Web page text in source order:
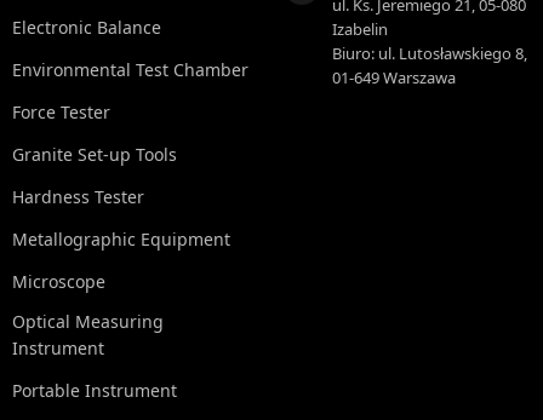
Electronic Balance
Environmental Test Chamber
Force Tester
Granite Set-up Tools
Hardness Tester
Metallographic Equipment
Microscope
Optical Measuring
Instrument
Portable Instrument
ul. Ks. Jeremiego 21, 05-080
Izabelin
Biuro: ul. Lutosławskiego 8,
01-649 Warszawa